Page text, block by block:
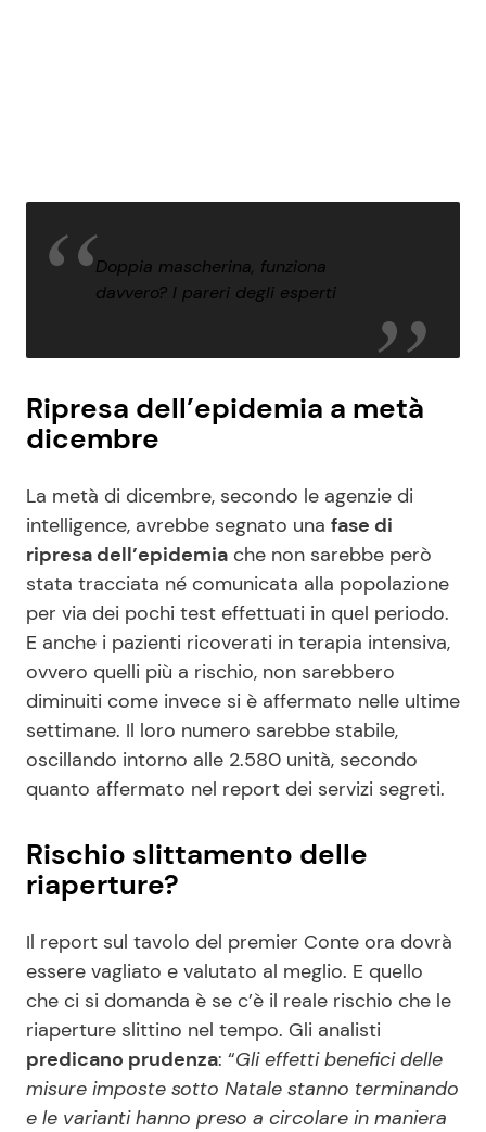
Doppia mascherina, funziona
davvero? I pareri degli esperti
Ripresa dell’epidemia a metà
dicembre
La metà di dicembre, secondo le agenzie di
intelligence, avrebbe segnato una fase di
ripresa dell’epidemia che non sarebbe però
stata tracciata né comunicata alla popolazione
per via dei pochi test effettuati in quel periodo.
E anche i pazienti ricoverati in terapia intensiva,
ovvero quelli più a rischio, non sarebbero
diminuiti come invece si è affermato nelle ultime
settimane. Il loro numero sarebbe stabile,
oscillando intorno alle 2.580 unità, secondo
quanto affermato nel report dei servizi segreti.
Rischio slittamento delle
riaperture?
Il report sul tavolo del premier Conte ora dovrà
essere vagliato e valutato al meglio. E quello
che ci si domanda è se c’è il reale rischio che le
riaperture slittino nel tempo. Gli analisti
predicano prudenza: “Gli effetti benefici delle
misure imposte sotto Natale stanno terminando
e le varianti hanno preso a circolare in maniera